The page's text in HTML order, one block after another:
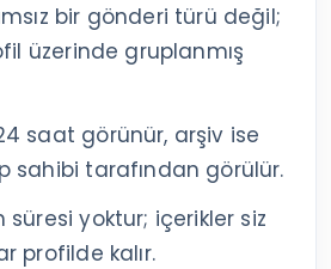
bir gönderi türü değil;
üzerinde gruplanmış
saat görünür, arşiv ise
sahibi tarafından görülür.
süresi yoktur; içerikler siz
profilde kalır.